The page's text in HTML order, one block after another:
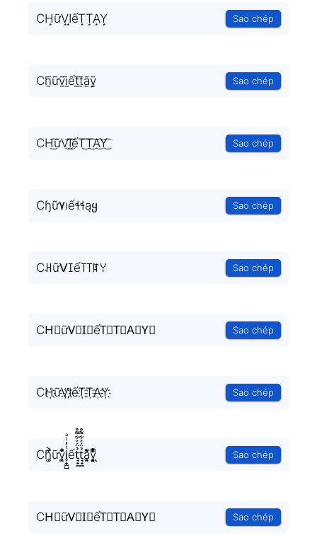
CH͙ữV͙I͙ếT͙T͙A͙Y͙ Sao chép
Ch̰̃ữṽ̰ḭ̃ết̰̃t̰̃ã̰ỹ̰ Sao chép
CH͜͡ữV͜͡I͜͡ếT͜͡T͜͡A͜͡Y͜͡ Sao chép
Cɧữ۷ıếɬɬąყ Sao chép
Cꃅữᐯꀤế꓄꓄ꍏꌩ Sao chép
CH⃟ữV⃟I⃟ếT⃟T⃟A⃟Y⃟ Sao chép
CH҉ữV҉I҉ếT҉T҉A҉Y҉ Sao chép
Ch͚̖̜̍̃͐ữv̪̩̜̜̙̜ͨ̽̄i̞̟̫̺ͭ̒ͭͣết̘̟̼̉̈́͐͋͌̊t̘̟̼̉̈́͐͋͌̊a̘̫͈̭͌͛͌̇̇̍y͉̝͖̻̯ͮ̒̂ͮ͋ͫͨ Sao chép
CH⃗ữV⃗I⃗ếT⃗T⃗A⃗Y⃗ Sao chép